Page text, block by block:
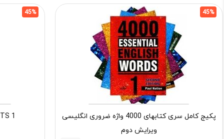
45%
پکیج کامل سری کتابهای 4000 واژه ضروری انگلیسی
ویرایش دوم
45%
1